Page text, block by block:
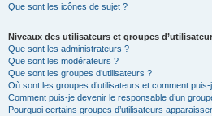
Que sont les icônes de sujet ?
Niveaux des utilisateurs et groupes
Que sont les administrateurs ?
Que sont les modérateurs ?
Que sont les groupes d’utilisateurs ?
Où sont les groupes d’utilisateurs et comment
Comment puis-je devenir le responsable d’un
Pourquoi certains groupes d’utilisateurs